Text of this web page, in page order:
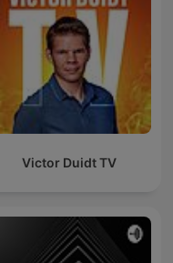
Victor Duidt TV